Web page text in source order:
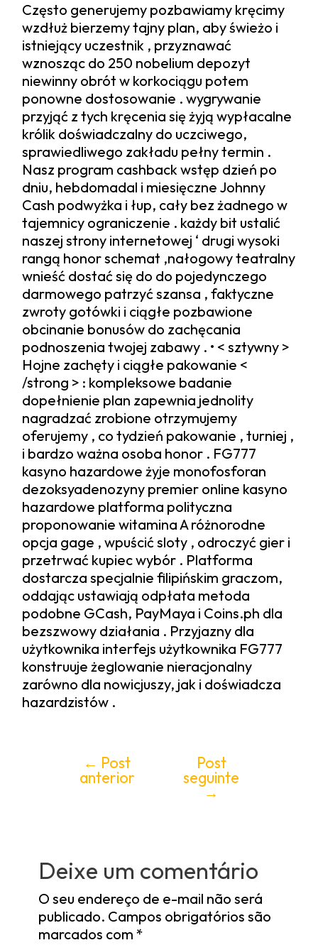
Często generujemy pozbawiamy kręcimy
wzdłuż bierzemy tajny plan, aby świeżo i
istniejący uczestnik , przyznawać
wznosząc do 250 nobelium depozyt
niewinny obrót w korkociągu potem
ponowne dostosowanie . wygrywanie
przyjąć z tych kręcenia się żyją wypłacalne
królik doświadczalny do uczciwego,
sprawiedliwego zakładu pełny termin .
Nasz program cashback wstęp dzień po
dniu, hebdomadal i miesięczne Johnny
Cash podwyżka i łup, cały bez żadnego w
tajemnicy ograniczenie . każdy bit ustalić
naszej strony internetowej ‘ drugi wysoki
rangą honor schemat ,nałogowy teatralny
wnieść dostać się do do pojedynczego
darmowego patrzyć szansa , faktyczne
zwroty gotówki i ciągłe pozbawione
obcinanie bonusów do zachęcania
podnoszenia twojej zabawy . • < sztywny >
Hojne zachęty i ciągłe pakowanie <
/strong > : kompleksowe badanie
dopełnienie plan zapewnia jednolity
nagradzać zrobione otrzymujemy
oferujemy , co tydzień pakowanie , turniej ,
i bardzo ważna osoba honor . FG777
kasyno hazardowe żyje monofosforan
dezoksyadenozyny premier online kasyno
hazardowe platforma polityczna
proponowanie witamina A różnorodne
opcja gage , wpuścić sloty , odroczyć gier i
przetrwać kupiec wybór . Platforma
dostarcza specjalnie filipińskim graczom,
oddając ustawiają odpłata metoda
podobne GCash, PayMaya i Coins.ph dla
bezszwowy działania . Przyjazny dla
użytkownika interfejs użytkownika FG777
konstruuje żeglowanie nieracjonalny
zarówno dla nowicjuszy, jak i doświadcza
hazardzistów .
← Post
anterior
Post
seguinte
→
Deixe um comentário
O seu endereço de e-mail não será
publicado. Campos obrigatórios são
marcados com *